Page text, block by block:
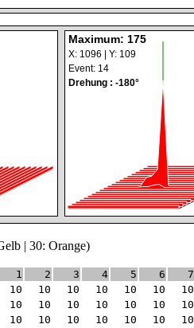
Maximum: 175
X: 1096 | Y: 109
Event: 14
Drehung : -180°
| 30: Orange)
1 2 3 4 5 6 7
10 10 10 10 10 10 10
10 10 10 10 10 10 10
10 10 10 10 10 10 10